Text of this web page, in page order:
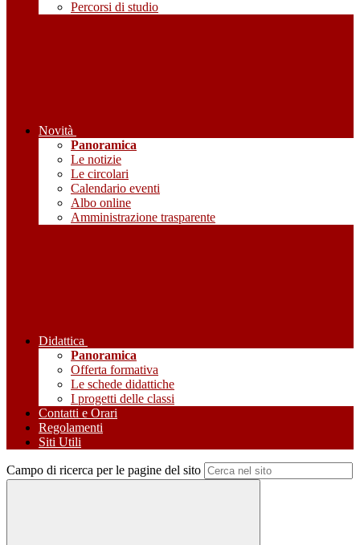
Percorsi di studio
Novità
Panoramica
Le notizie
Le circolari
Calendario eventi
Albo online
Amministrazione trasparente
Didattica
Panoramica
Offerta formativa
Le schede didattiche
I progetti delle classi
Contatti e Orari
Regolamenti
Siti Utili
Campo di ricerca per le pagine del sito